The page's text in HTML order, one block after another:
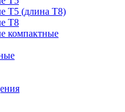
T5 (длина T8)
T8
компактные